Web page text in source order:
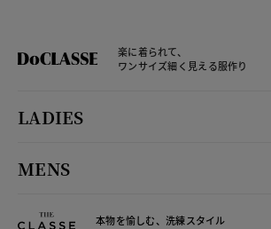
楽に着られて、
ワンサイズ細く見える服作り
LADIES
MENS
本物を愉しむ、洗練スタイル